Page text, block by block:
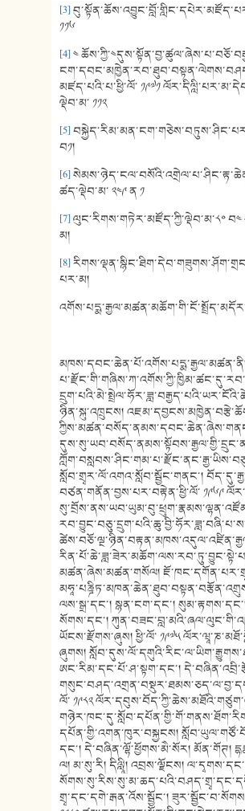
[3]
༡༡༦
[4]༤
མཛད་པའི་པ་ཕྱི་ལོ་ ༡༩༧༡
ལྡེབ་མ་ ༡༡༢
[5]
བ༡།
[6]
ཚད་ལྡེབ་མ་ ༢༤༩ ན ༡
[7]ལུང་རིགས་གཏེར་མཛོད་ཀྱི་ལྡེབ་མ་༨༠ བ༤
མ།
[8]
པར་མ།
ཉིན་སྐུ་འཁྲུངས།
སློབ་གྲྭར་ལོ་འགའ་སློབ་སྦྱོང་གནང་།
བཙན་གནོན་བྱས་པར་བརྟེན་ཕྱི་ལོ་ ༡༩༦༩
མཚན་ཞེས་མཚན་གསོལ།
ལས་སྒྲ་དང་། སྙན་ངག་དང་།
སོགས་དང་།
ཡོངས་རྫོགས་ཞུས། ཕྱི་ལོ་ ༡༩༧༥
ཞུགས།
ཨང་རིམ་དང་པོ་ཤ་སྟག་དང་།
ལོ་ ༡༩༨༢
དཔོན་གྱི་འགན་ཁུར་བསྐྱངས།
དང་། དེ་བཞིན་ལྷོ་ཕྱོགས་མཻ་སོར། མོན་གོཊ།
ལ། མ་སུ་རི། དིལླཱི། འབྲས་ལྗོངས།
གྲྭ་དང་དགེ་རྒན་འོས་སྦྱོང་།